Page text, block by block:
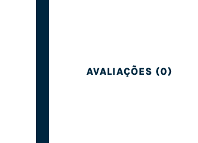
AVALIAÇÕES (0)